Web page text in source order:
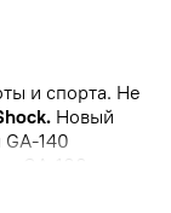
и спорта. Не
Новый
140
GA-100.